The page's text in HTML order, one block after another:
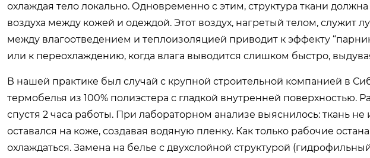
охлаждая тело локально. Одновременно с этим, структура ткани
воздуха между кожей и одеждой. Этот воздух, нагретый телом, служит
между влагоотведением и теплоизоляцией приводит к эффекту
или к переохлаждению, когда влага выводится слишком быстро,
В нашей практике был случай с крупной строительной компанией в
термобелья из 100% полиэстера с гладкой внутренней поверхностью.
спустя 2 часа работы. При лабораторном анализе выяснилось: ткань
оставался на коже, создавая водяную пленку. Как только рабочие
охлаждаться. Замена на белье с двухслойной структурой